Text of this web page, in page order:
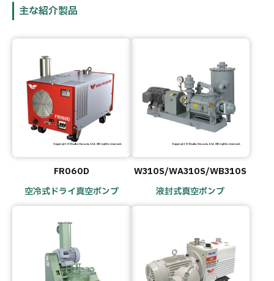
主な紹介製品
FR060D
空冷式ドライ真空ポンプ
W310S/WA310S/WB310S
液封式真空ポンプ